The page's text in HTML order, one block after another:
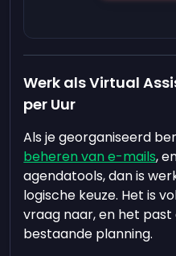
Werk als Virtual
per Uur
Als je georganiseerd
beheren van e-mails,
agendatools, dan is
logische keuze. Het is
vraag naar, en het
bestaande planning.